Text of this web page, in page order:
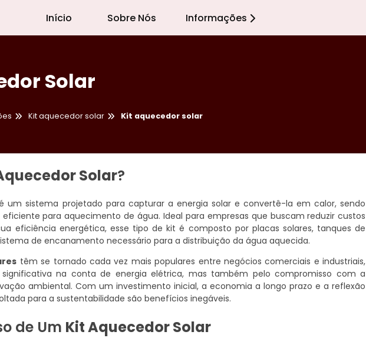
Início Sobre Nós Informações
Solar
Kit aquecedor solar Kit aquecedor solar
Solar?
um sistema projetado para capturar a energia solar e convertê-la em calor, sendo
para aquecimento de água. Ideal para empresas que buscam reduzir custos
eficiência energética, esse tipo de kit é composto por placas solares, tanques de
de encanamento necessário para a distribuição da água aquecida.
têm se tornado cada vez mais populares entre negócios comerciais e industriais,
na conta de energia elétrica, mas também pelo compromisso com a
ambiental. Com um investimento inicial, a economia a longo prazo e a reflexão
para a sustentabilidade são benefícios inegáveis.
de Um Kit Aquecedor Solar